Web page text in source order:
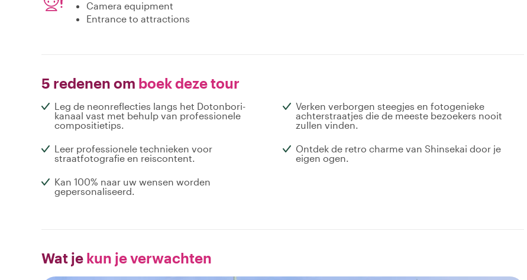
Camera equipment
Entrance to attractions
5 redenen om boek deze tour
Leg de neonreflecties langs het Dotonbori-
kanaal vast met behulp van professionele
compositietips.
Verken verborgen steegjes en fotogenieke
achterstraatjes die de meeste bezoekers nooit
zullen vinden.
Leer professionele technieken voor
straatfotografie en reiscontent.
Ontdek de retro charme van Shinsekai door je
eigen ogen.
Kan 100% naar uw wensen worden
gepersonaliseerd.
Wat je kun je verwachten